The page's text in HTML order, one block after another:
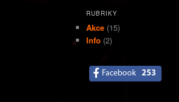
RUBRIKY
Akce (15)
Info (2)
Facebook 253